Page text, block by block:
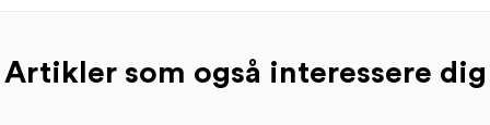
Artikler som også interessere dig